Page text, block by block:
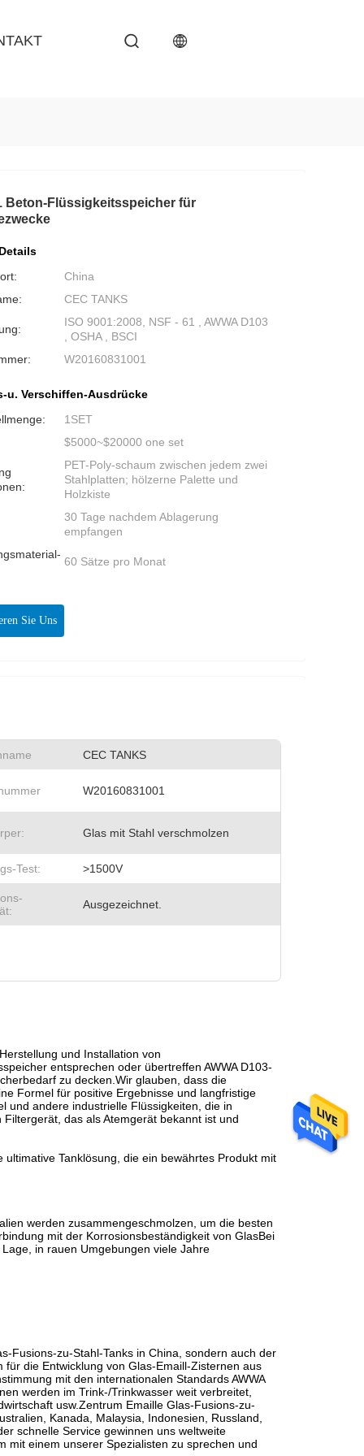
Beton-Flüssigkeitsspeicher für
China
CEC TANKS
ISO 9001:2008, NSF - 61 , AWWA D103
, OSHA , BSCI
W20160831001
u. Verschiffen-Ausdrücke
1SET
$5000~$20000 one set
PET-Poly-schaum zwischen jedem zwei
Stahlplatten; hölzerne Palette und
Holzkiste
30 Tage nachdem Ablagerung
empfangen
60 Sätze pro Monat
Sie Uns
CEC TANKS
W20160831001
Glas mit Stahl verschmolzen
Test: >1500V
Ausgezeichnet.
und Installation von
entsprechen oder übertreffen AWWA D103-
zu decken.Wir glauben, dass die
Formel für positive Ergebnisse und langfristige
und andere industrielle Flüssigkeiten, die in
das als Atemgerät bekannt ist und
Tanklösung, die ein bewährtes Produkt mit
werden zusammengeschmolzen, um die besten
mit der Korrosionsbeständigkeit von GlasBei
in rauen Umgebungen viele Jahre
Fusions-zu-Stahl-Tanks in China, sondern auch der
die Entwicklung von Glas-Emaill-Zisternen aus
mit den internationalen Standards AWWA
werden im Trink-/Trinkwasser weit verbreitet,
usw.Zentrum Emaille Glas-Fusions-zu-
Kanada, Malaysia, Indonesien, Russland,
schnelle Service gewinnen uns weltweite
mit einem unserer Spezialisten zu sprechen und